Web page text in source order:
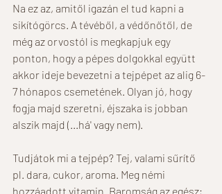
Na ez az, amitől igazán el tud kapni a
sikítógörcs. A tévéből, a védőnőtől, de
még az orvostól is megkapjuk egy
ponton, hogy a pépes dolgokkal együtt
akkor ideje bevezetni a tejpépet az alig 6-
7 hónapos csemetének. Olyan jó, hogy
fogja majd szeretni, éjszaka is jobban
alszik majd (...há' vagy nem).
Tudjátok mi a tejpép? Tej, valami sűrítő
pl. dara, cukor, aroma. Meg némi
hozzáadott vitamin. Baromság az egész;